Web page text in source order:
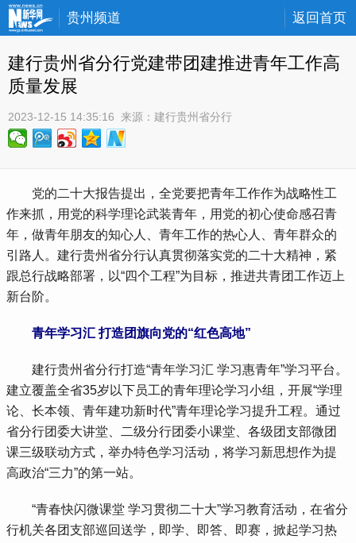
贵州频道 返回首页
建行贵州省分行党建带团建推进青年工作高
质量发展
2023-12-15 14:35:16 来源： 建行贵州省分行
党的二十大报告提出，全党要把青年工作作为战略性工
作来抓，用党的科学理论武装青年，用党的初心使命感召青
年，做青年朋友的知心人、青年工作的热心人、青年群众的
引路人。建行贵州省分行认真贯彻落实党的二十大精神，紧
跟总行战略部署，以“四个工程”为目标，推进共青团工作迈上
新台阶。
青年学习汇 打造团旗向党的“红色高地”
建行贵州省分行打造“青年学习汇 学习惠青年”学习平台。
建立覆盖全省35岁以下员工的青年理论学习小组，开展“学理
论、长本领、青年建功新时代”青年理论学习提升工程。通过
省分行团委大讲堂、二级分行团委小课堂、各级团支部微团
课三级联动方式，举办特色学习活动，将学习新思想作为提
高政治“三力”的第一站。
“青春快闪微课堂 学习贯彻二十大”学习教育活动，在省分
行机关各团支部巡回送学，即学、即答、即赛，掀起学习热